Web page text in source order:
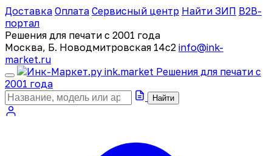
Доставка Оплата Сервисный центр Найти ЗИП B2B-
портал
Решения для печати с 2001 года
Москва, Б. Новодмитровская 14с2 info@ink-
market.ru
ink.market Решения для печати с
2001 года
Найти